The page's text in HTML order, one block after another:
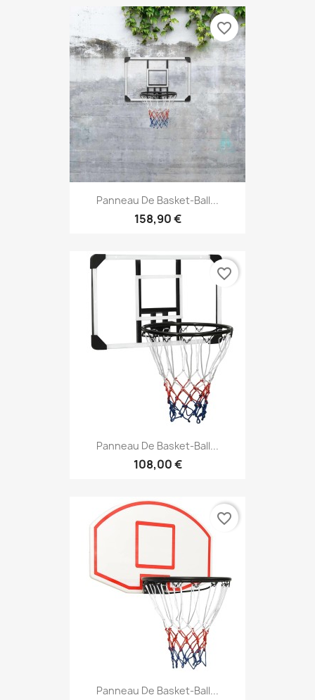
Panneau De Basket-Ball...
158,90 €
favorite_border
Panneau De Basket-Ball...
108,00 €
favorite_border
Panneau De Basket-Ball...
favorite_border